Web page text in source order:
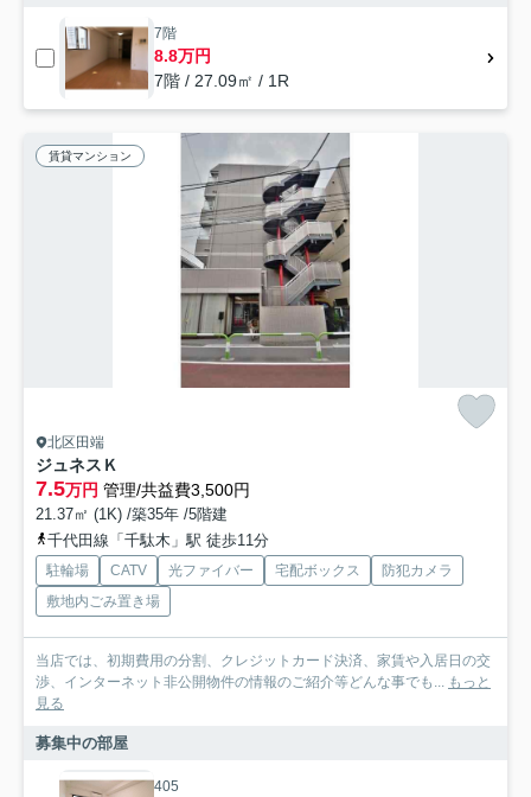
7階
8.8万円
7階 / 27.09㎡ / 1R
賃貸マンション
北区田端
ジュネスＫ
7.5万円 管理/共益費3,500円
21.37㎡ (1K) /築35年 /5階建
千代田線「千駄木」駅 徒歩11分
駐輪場 CATV 光ファイバー 宅配ボックス
防犯カメラ
敷地内ごみ置き場
当店では、初期費用の分割、クレジットカード決済、家賃や入居日の交
渉、インターネット非公開物件の情報のご紹介等どんな事でも... もっと
見る
募集中の部屋
405